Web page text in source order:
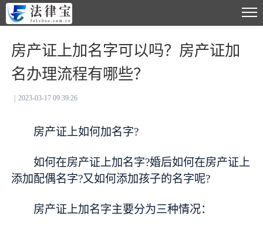
房产证上加名字可以吗？房产证加
名办理流程有哪些？
2023-03-17 09:39:26
房产证上如何加名字?
如何在房产证上加名字?婚后如何在房产证上
添加配偶名字?又如何添加孩子的名字呢?
房产证上加名字主要分为三种情况：